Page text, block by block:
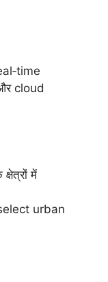
cloud
में
urban